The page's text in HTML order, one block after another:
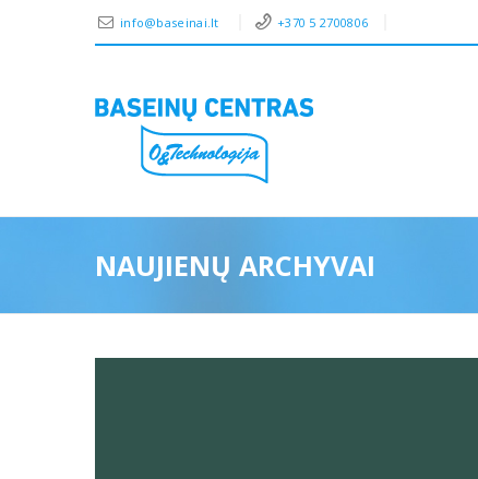
info@baseinai.lt +370 5 2700806
NAUJIENŲ ARCHYVAI